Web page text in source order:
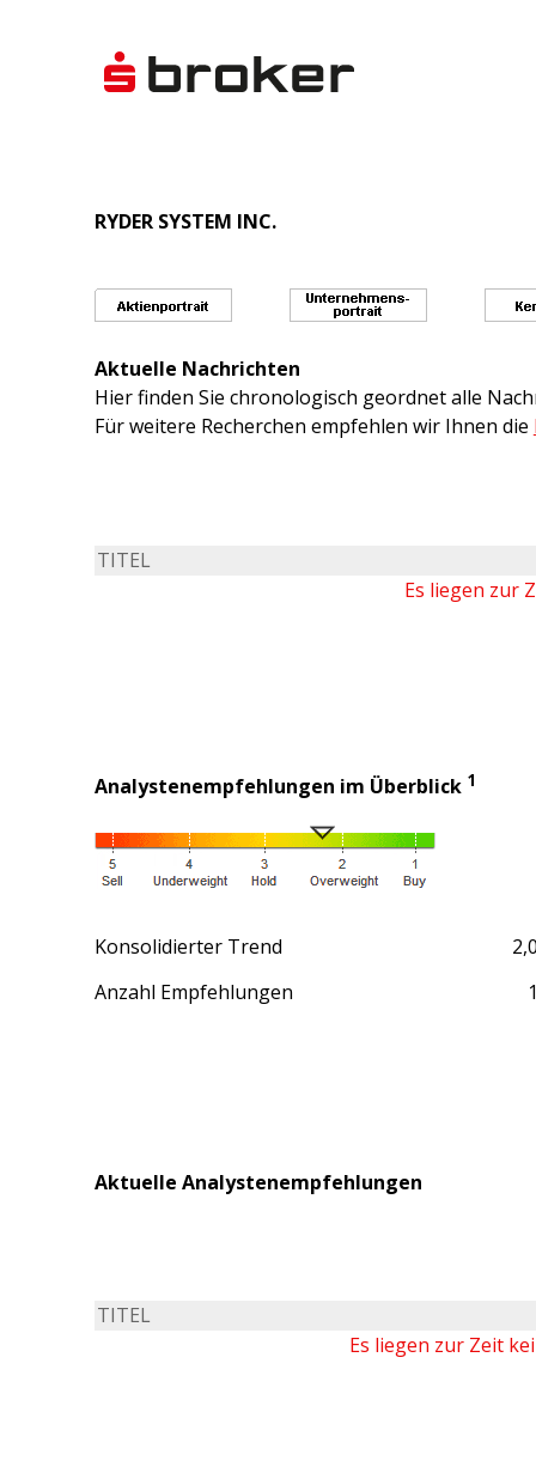
RYDER SYSTEM INC.
Aktuelle Nachrichten
Hier finden Sie chronologisch geordnet alle
Für weitere Recherchen empfehlen wir Ihnen die
TITEL
Es liegen zur
Analystenempfehlungen im Überblick 1
Konsolidierter Trend
Anzahl Empfehlungen
Aktuelle Analystenempfehlungen
TITEL
Es liegen zur Zeit